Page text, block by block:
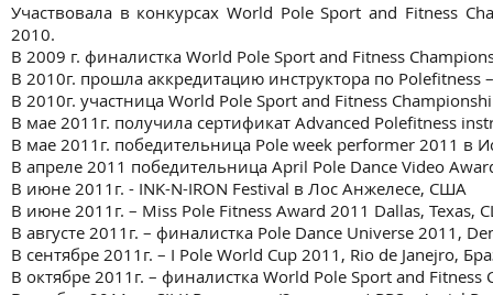
Участвовала в конкурсах World Pole Sport and Fitness
2010.
В 2009 г. финалистка World Pole Sport and Fitness
В 2010г. прошла аккредитацию инструктора по Polefitness
В 2010г. участница World Pole Sport and Fitness
В мае 2011г. получила сертификат Advanced Polefitness
В мае 2011г. победительница Pole week performer 2011 в
В апреле 2011 победительница April Pole Dance Video
В июне 2011г. - INK-N-IRON Festival в Лос Анжелесе, США
В июне 2011г. – Miss Pole Fitness Award 2011 Dallas, Texas,
В августе 2011г. – финалистка Pole Dance Universe 2011,
В сентябре 2011г. – I Pole World Cup 2011, Rio de Janejro,
В октябре 2011г. – финалистка World Pole Sport and